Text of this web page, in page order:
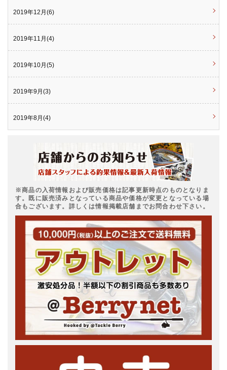
2019年12月(6)
2019年11月(4)
2019年10月(5)
2019年9月(3)
2019年8月(4)
※商品の入荷情報および販売価格は記事更新時点のものとなりま
す。既に販売済みとなっている商品や価格が変更となっている場
合もございます。詳しくは情報掲載店舗までお問合わせ下さい。